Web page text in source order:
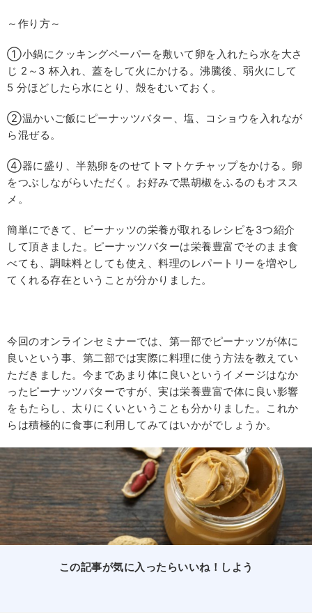
～作り方～
①小鍋にクッキングペーパーを敷いて卵を入れたら水を大さ
じ 2～3 杯入れ、蓋をして火にかける。沸騰後、弱火にして
5 分ほどしたら水にとり、殻をむいておく。
②温かいご飯にピーナッツバター、塩、コショウを入れなが
ら混ぜる。
④器に盛り、半熟卵をのせてトマトケチャップをかける。卵
をつぶしながらいただく。お好みで黒胡椒をふるのもオスス
メ。
簡単にできて、ピーナッツの栄養が取れるレシピを3つ紹介
して頂きました。ピーナッツバターは栄養豊富でそのまま食
べても、調味料としても使え、料理のレパートリーを増やし
てくれる存在ということが分かりました。
今回のオンラインセミナーでは、第一部でピーナッツが体に
良いという事、第二部では実際に料理に使う方法を教えてい
ただきました。今まであまり体に良いというイメージはなか
ったピーナッツバターですが、実は栄養豊富で体に良い影響
をもたらし、太りにくいということも分かりました。これか
らは積極的に食事に利用してみてはいかがでしょうか。
この記事が気に入ったらいいね！しよう